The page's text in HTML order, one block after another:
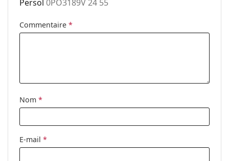
nez ajustables:
Clip-on:
nettoyage:
Autres
Catégorie:
Marque:
Persol 0PO3189V 24 55
Commentaire *
Nom *
E-mail *